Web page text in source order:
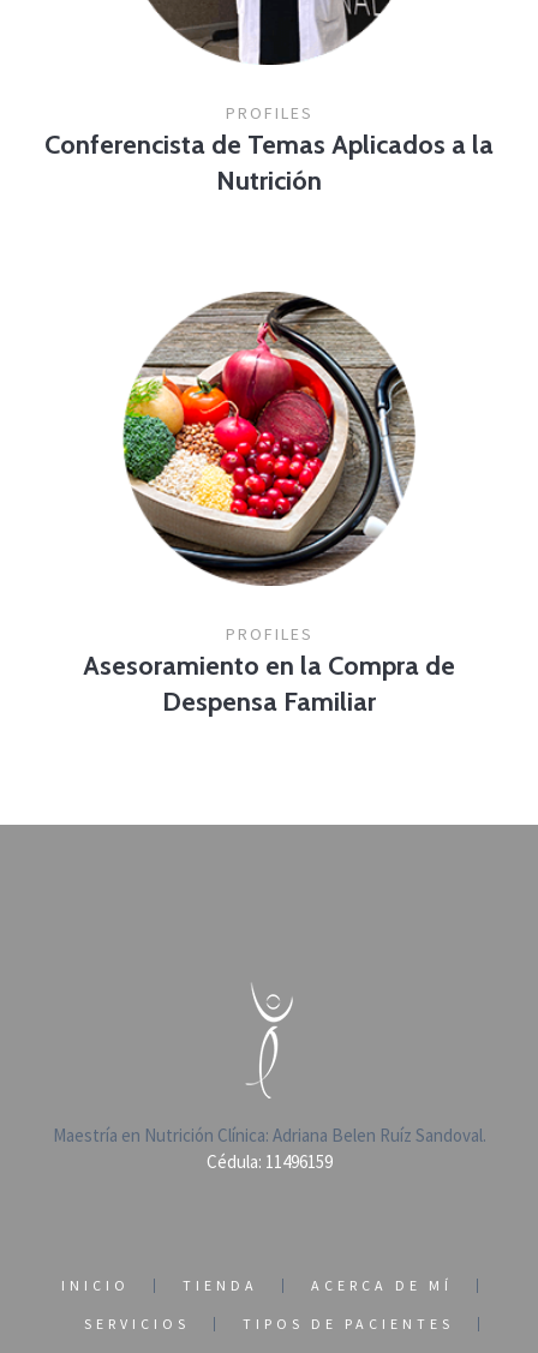
PROFILES
Conferencista de Temas Aplicados a la
Nutrición
PROFILES
Asesoramiento en la Compra de
Despensa Familiar
Maestría en Nutrición Clínica: Adriana Belen Ruíz Sandoval.
Cédula: 11496159
INICIO TIENDA ACERCA DE MÍ
SERVICIOS TIPOS DE PACIENTES